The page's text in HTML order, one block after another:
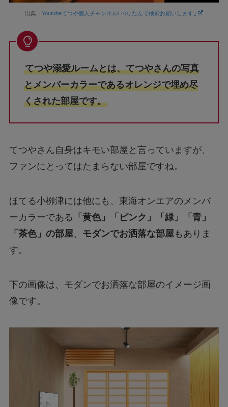
出典： Youtubeてつや個人チャンネル｢べりたんで検索お願いします｣
てつや溺愛ルームとは、てつやさんの写真
とメンバーカラーであるオレンジで埋め尽
くされた部屋です。
てつやさん自身はキモい部屋と言っていますが、
ファンにとってはたまらない部屋ですね。
ほてる小栁津には他にも、東海オンエアのメンバ
ーカラーである 「黄色」「ピンク」「緑」「青」
「茶色」の部屋、 モダンでお洒落な部屋もありま
す。
下の画像は、モダンでお洒落な部屋のイメージ画
像です。